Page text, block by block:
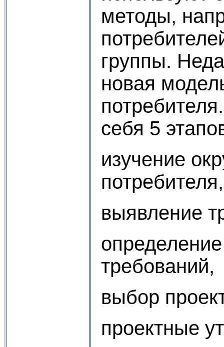
методы,
группы.
новая
себя 5
изучение
потребителя,
выявление
требований,
выбор
проектные